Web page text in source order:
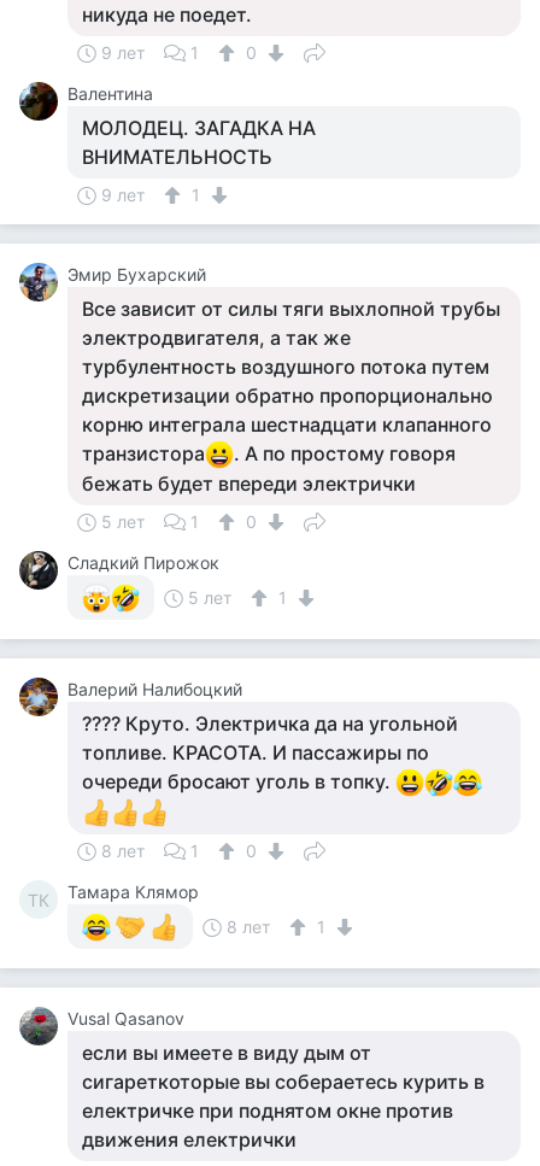
никуда не поедет.
9 лет 1
0
Валентина
МОЛОДЕЦ. ЗАГАДКА НА
ВНИМАТЕЛЬНОСТЬ
9 лет 1
Эмир Бухарский
Все зависит от силы тяги выхлопной трубы
электродвигателя, а так же
турбулентность воздушного потока путем
дискретизации обратно пропорционально
корню интеграла шестнадцати клапанного
транзистора
. А по простому говоря
бежать будет впереди электрички
5 лет 1
0
Сладкий Пирожок
5 лет
1
Валерий Налибоцкий
???? Круто. Электричка да на угольной
топливе. КРАСОТА. И пассажиры по
очереди бросают уголь в топку.
8 лет 1 0
ТК
Тамара Клямор
8 лет
1
Vusal Qasanov
если вы имеете в виду дым от
сигареткоторые вы собераетесь курить в
електричке при поднятом окне против
движения електрички